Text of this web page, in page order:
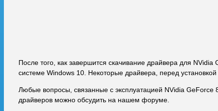
После того, как завершится скачивание драйвера для
системе Windows 10. Некоторые драйвера, перед
Любые вопросы, связанные с эксплуатацией NVidia GeForce
драйверов можно обсудить на нашем форуме.